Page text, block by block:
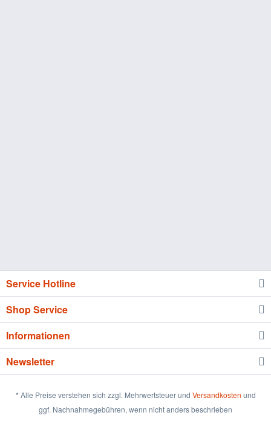
Service Hotline
Shop Service
Informationen
Newsletter
* Alle Preise verstehen sich zzgl. Mehrwertsteuer und Versandkosten und
ggf. Nachnahmegebühren, wenn nicht anders beschrieben